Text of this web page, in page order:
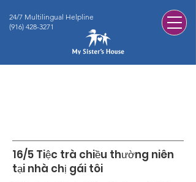
24/7 Multilingual Helpline
(916) 428-3271
16/5 Tiệc trà chiều thường niên
tại nhà chị gái tôi